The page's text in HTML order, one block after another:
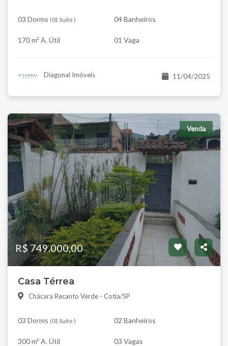
03 Dorms (01 Suíte ) 04 Banheiros
170 m² A. Útil 01 Vaga
Diagonal Imóveis 11/04/2025
Venda
R$ 749.000,00
Casa Térrea
Chácara Recanto Verde - Cotia/SP
03 Dorms (01 Suíte ) 02 Banheiros
300 m² A. Útil 03 Vagas